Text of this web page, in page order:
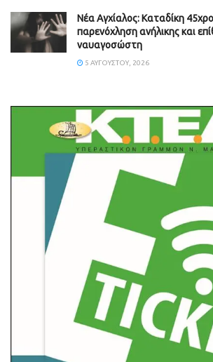
Νέα Αγχίαλος: Καταδίκη
παρενόχληση ανήλικης και
ναυαγοσώστη
5 ΑΥΓΟΎΣΤΟΥ, 2026